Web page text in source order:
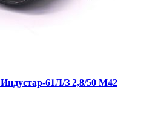
61Л/З 2,8/50 М42